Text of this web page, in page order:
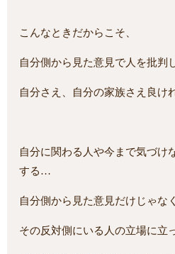
こんなときだからこそ、
自分側から見た意見で人を批判
自分さえ、自分の家族さえ良け
自分に関わる人や今まで気づけ
する…
自分側から見た意見だけじゃな
その反対側にいる人の立場に立